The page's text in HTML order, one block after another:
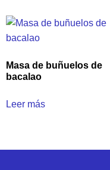
Masa de buñuelos de
bacalao
Leer más